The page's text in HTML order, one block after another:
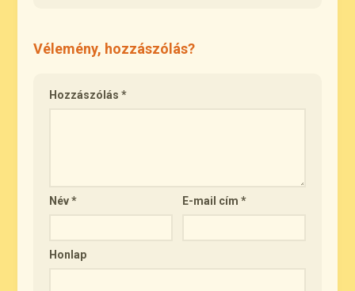
Vélemény, hozzászólás?
Hozzászólás*
Név* E-mail cím*
Honlap